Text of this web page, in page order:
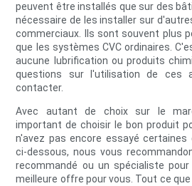
peuvent être installés que sur des
nécessaire de les installer sur
commerciaux. Ils sont souvent plus
que les systèmes CVC ordinaires.
aucune lubrification ou produits
questions sur l'utilisation de ces
contacter.
Avec autant de choix sur le
important de choisir le bon produit
n'avez pas encore essayé certaines
ci-dessous, nous vous
recommandé ou un spécialiste
meilleure offre pour vous. Tout ce